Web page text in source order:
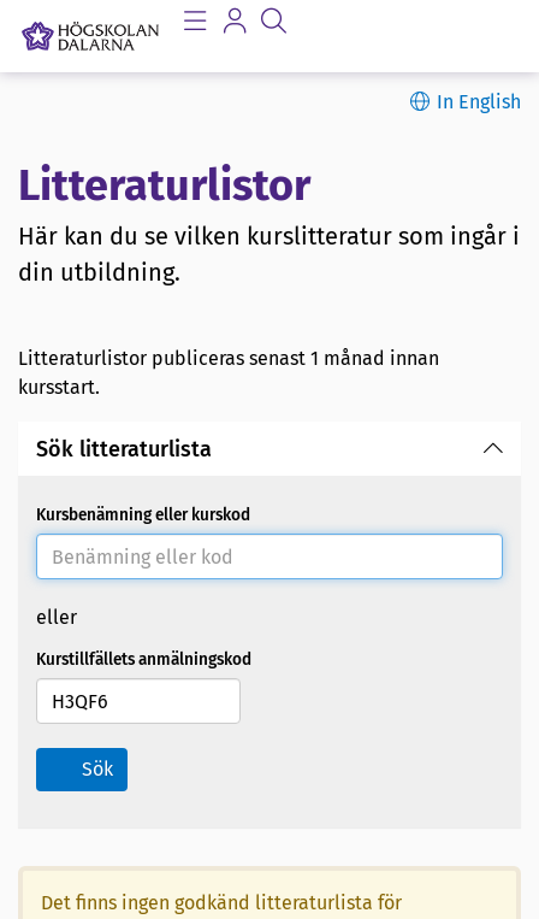
In English
Litteraturlistor
Här kan du se vilken kurslitteratur som ingår i
din utbildning.
Litteraturlistor publiceras senast 1 månad innan
kursstart.
Sök litteraturlista
Kursbenämning eller kurskod
eller
Kurstillfällets anmälningskod
Sök
Det finns ingen godkänd litteraturlista för